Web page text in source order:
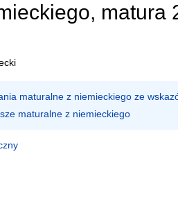
matura
maturalne z niemieckiego ze
maturalne z niemieckiego